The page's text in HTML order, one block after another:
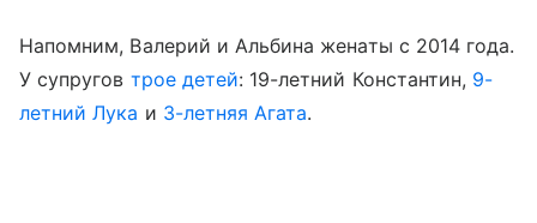
Напомним, Валерий и Альбина женаты с 2014 года.
У супругов трое детей: 19-летний Константин, 9-
летний Лука и 3-летняя Агата.